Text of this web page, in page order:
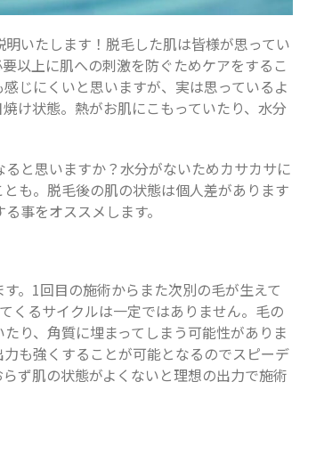
いたします！脱毛した肌は皆様が思ってい
以上に肌への刺激を防ぐためケアをするこ
じにくいと思いますが、実は思っているよ
け状態。熱がお肌にこもっていたり、水分
と思いますか？水分がないためカサカサに
も。脱毛後の肌の状態は個人差があります
事をオススメします。
。1回目の施術からまた次別の毛が生えて
くるサイクルは一定ではありません。毛の
り、角質に埋まってしまう可能性がありま
も強くすることが可能となるのでスピーデ
ず肌の状態がよくないと理想の出力で施術